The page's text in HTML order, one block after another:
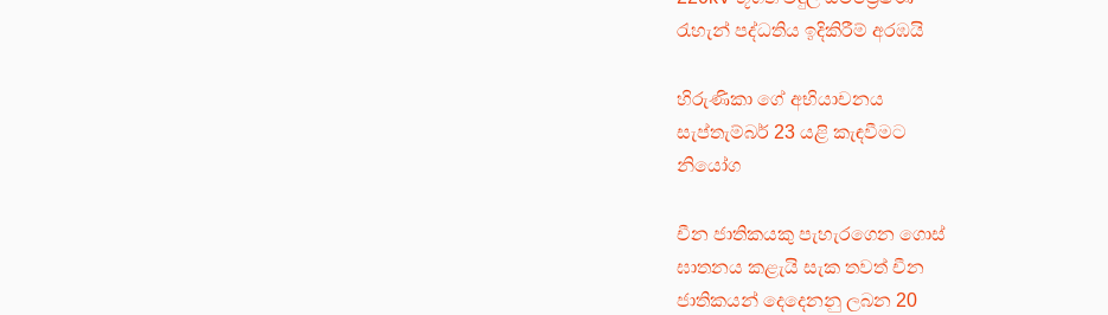
රැහැන් පද්ධතිය ඉදිකිරීම් අරඹයි
හිරුණිකා ගේ අභියාචනය
සැප්තැම්බර් 23 යළි කැඳවීමට
නියෝග
චීන ජාතිකයකු පැහැරගෙන ගොස්
ඝාතනය කළැයි සැක තවත් චීන
ජාතිකයන් දෙදෙනනු ලබන 20